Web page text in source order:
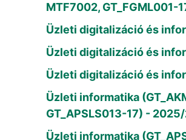
MTF7002, GT_FGML001-
Üzleti digitalizáció és
Üzleti digitalizáció és
Üzleti digitalizáció és
Üzleti informatika
GT_APSLS013-17) -
Üzleti informatika